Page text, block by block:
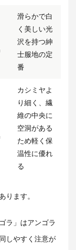
滑らかで白
く美しい光
沢を持つ紳
士服地の定
番
カシミヤよ
り細く、繊
維の中央に
空洞がある
ため軽く保
温性に優れ
る
ります。
ラ」はアンゴラ
しやすく注意が